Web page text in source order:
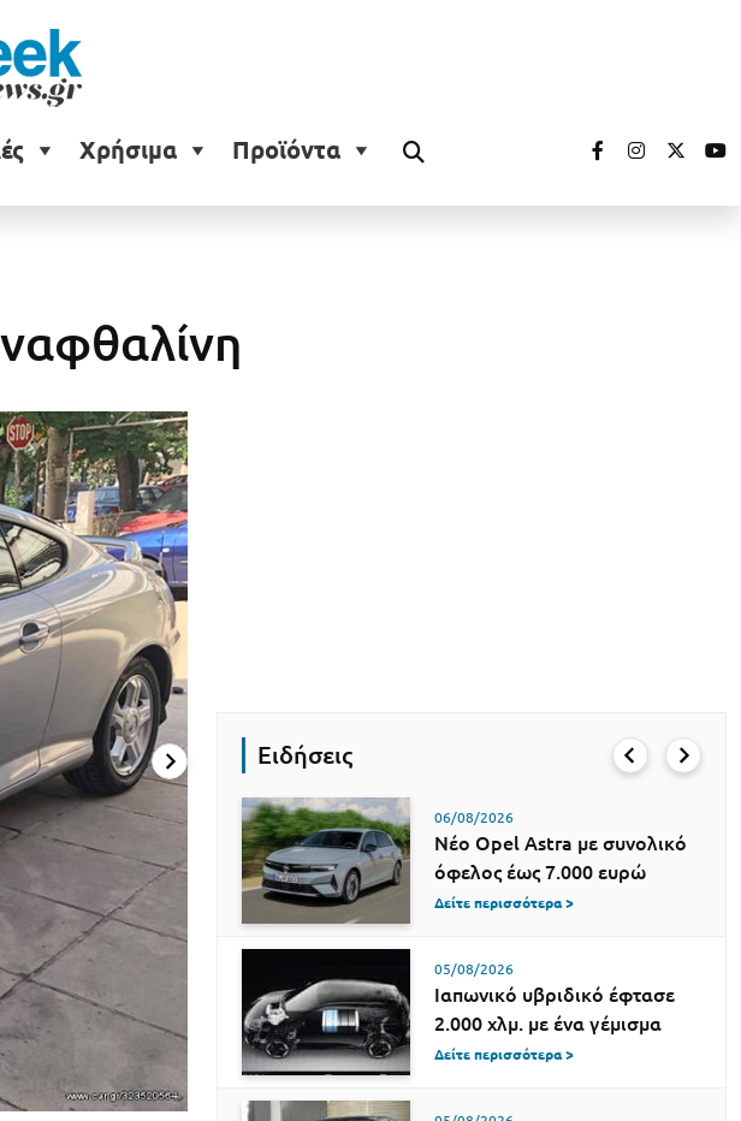
Χρήσιμα Προϊόντα
Ειδήσεις
06/08/2026
Νέο Opel Astra με συνολικό
όφελος έως 7.000 ευρώ
Δείτε περισσότερα >
05/08/2026
Ιαπωνικό υβριδικό έφτασε
2.000 χλμ. με ένα γέμισμα
Δείτε περισσότερα >